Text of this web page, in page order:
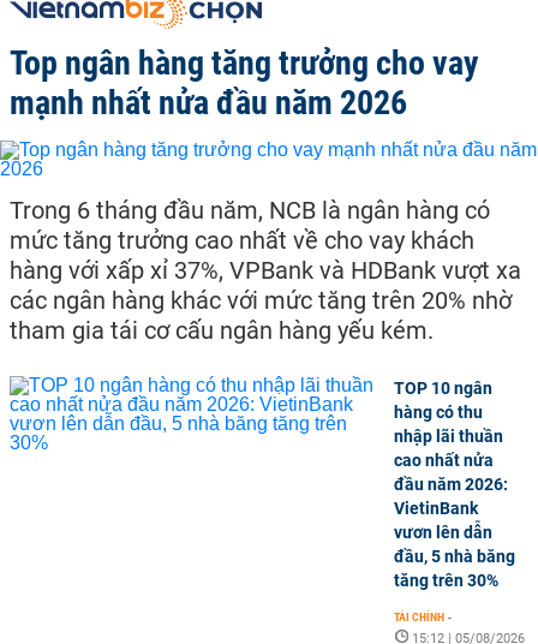
Top ngân hàng tăng trưởng cho vay
mạnh nhất nửa đầu năm 2026
Trong 6 tháng đầu năm, NCB là ngân hàng có
mức tăng trưởng cao nhất về cho vay khách
hàng với xấp xỉ 37%, VPBank và HDBank vượt xa
các ngân hàng khác với mức tăng trên 20% nhờ
tham gia tái cơ cấu ngân hàng yếu kém.
TOP 10 ngân
hàng có thu
nhập lãi thuần
cao nhất nửa
đầu năm 2026:
VietinBank
vươn lên dẫn
đầu, 5 nhà băng
tăng trên 30%
TÀI CHÍNH -
15:12 | 05/08/2026